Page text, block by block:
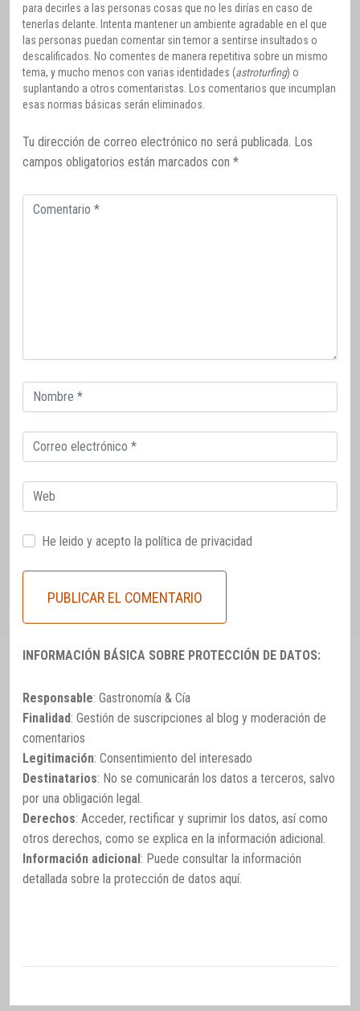
para decirles a las personas cosas que no les dirías en caso de
tenerlas delante. Intenta mantener un ambiente agradable en el que
las personas puedan comentar sin temor a sentirse insultados o
descalificados. No comentes de manera repetitiva sobre un mismo
tema, y mucho menos con varias identidades (astroturfing) o
suplantando a otros comentaristas. Los comentarios que incumplan
esas normas básicas serán eliminados.
Tu dirección de correo electrónico no será publicada. Los
campos obligatorios están marcados con *
Comentario
Correo
electrónico
Correo
electrónico
Web
He leido y acepto la política de privacidad
INFORMACIÓN BÁSICA SOBRE PROTECCIÓN DE DATOS:
Responsable: Gastronomía & Cía
Finalidad: Gestión de suscripciones al blog y moderación de
comentarios
Legitimación: Consentimiento del interesado
Destinatarios: No se comunicarán los datos a terceros, salvo
por una obligación legal.
Derechos: Acceder, rectificar y suprimir los datos, así como
otros derechos, como se explica en la información adicional.
Información adicional: Puede consultar la información
detallada sobre la protección de datos aquí.